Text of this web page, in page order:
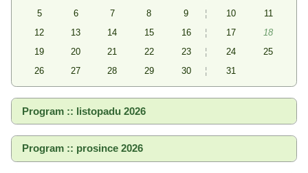
5
6 7 8 9 ¦ 10
11
12
13 14 15 16 ¦ 17
18
19
20 21 22 23 ¦ 24
25
26
27 28 29 30 ¦ 31
Program :: listopadu 2026
Program :: prosince 2026